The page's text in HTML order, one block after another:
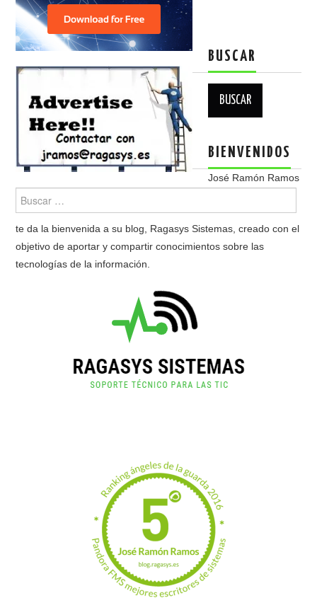
BUSCAR
BIENVENIDOS
José Ramón Ramos
te da la bienvenida a su blog, Ragasys Sistemas, creado con el
objetivo de aportar y compartir conocimientos sobre las
tecnologías de la información.